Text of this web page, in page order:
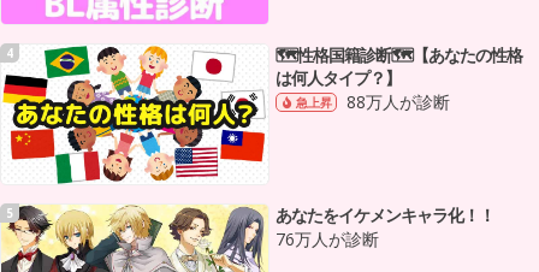
4
🗺性格国籍診断🗺【あなたの性格
は何人タイプ？】
急上昇 88万人が診断
5
あなたをイケメンキャラ化！！
76万人が診断